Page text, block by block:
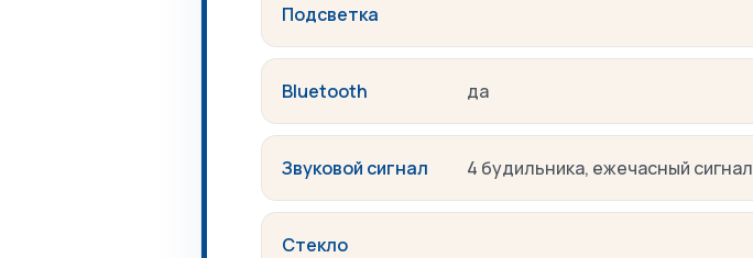
Подсветка
Bluetooth да
Звуковой сигнал 4 будильника, ежечасный сигнал
Стекло